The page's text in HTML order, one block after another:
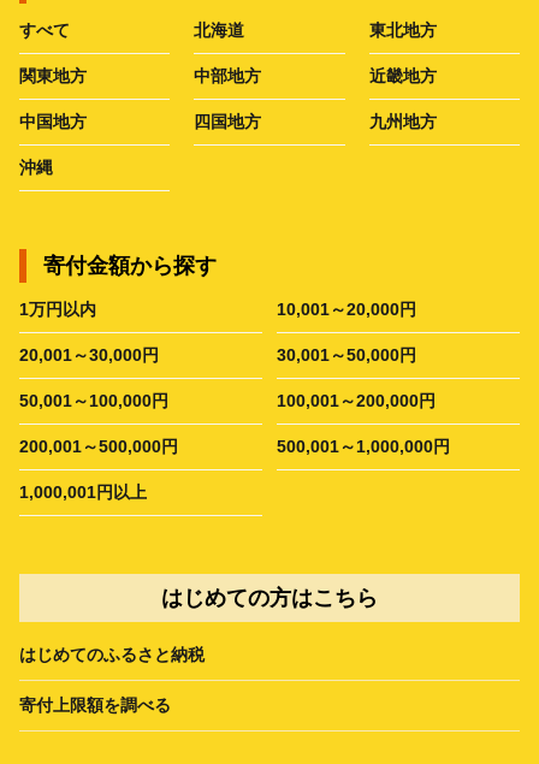
すべて 北海道 東北地方
関東地方 中部地方 近畿地方
中国地方 四国地方 九州地方
沖縄
寄付金額から探す
1万円以内 10,001～20,000円
20,001～30,000円 30,001～50,000円
50,001～100,000円 100,001～200,000円
200,001～500,000円 500,001～1,000,000円
1,000,001円以上
はじめての方はこちら
はじめてのふるさと納税
寄付上限額を調べる